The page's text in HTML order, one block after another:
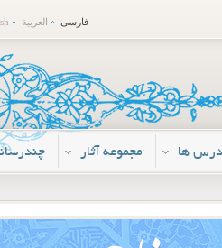
فارسی العربية
ها مجموعه آثار